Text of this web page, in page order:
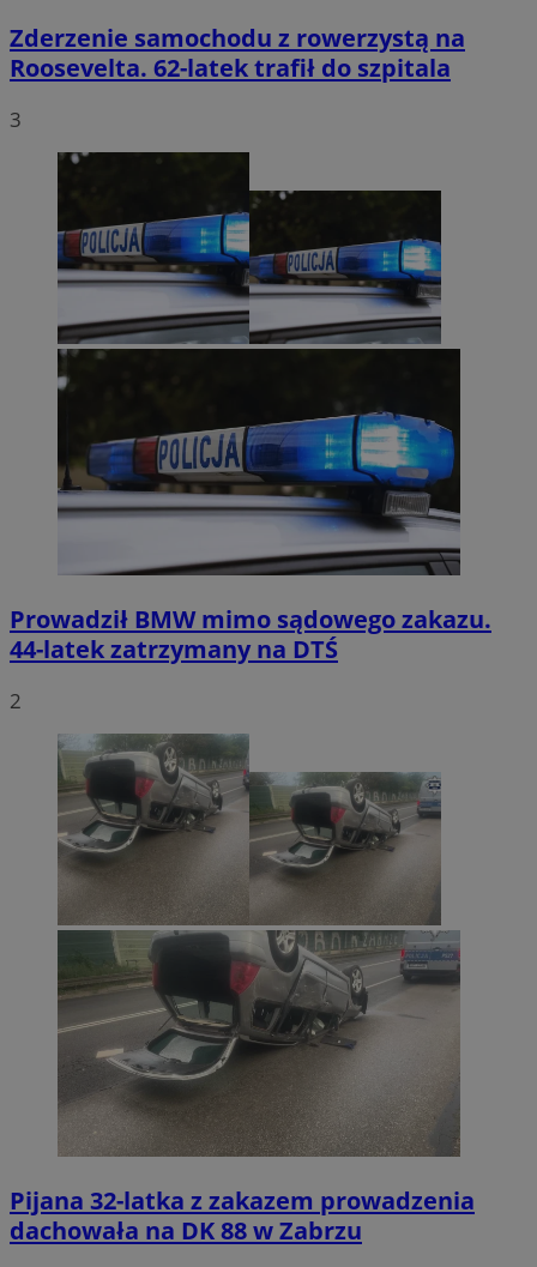
Zderzenie samochodu z rowerzystą na
Roosevelta. 62-latek trafił do szpitala
3
Prowadził BMW mimo sądowego zakazu.
44-latek zatrzymany na DTŚ
2
Pijana 32-latka z zakazem prowadzenia
dachowała na DK 88 w Zabrzu